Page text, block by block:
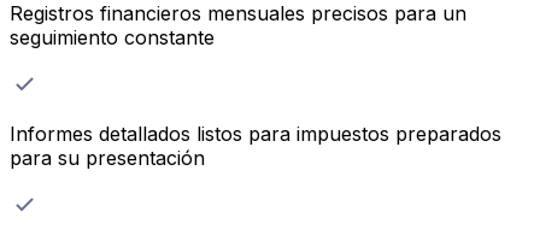
Registros financieros mensuales precisos para un
seguimiento constante
Informes detallados listos para impuestos preparados
para su presentación